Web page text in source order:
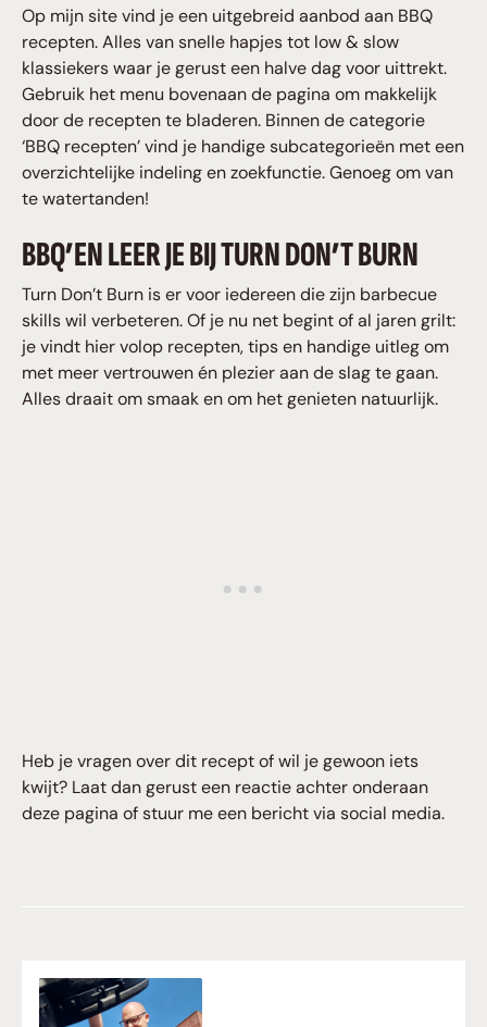
Op mijn site vind je een uitgebreid aanbod aan BBQ
recepten. Alles van snelle hapjes tot low & slow
klassiekers waar je gerust een halve dag voor uittrekt.
Gebruik het menu bovenaan de pagina om makkelijk
door de recepten te bladeren. Binnen de categorie
‘BBQ recepten’ vind je handige subcategorieën met een
overzichtelijke indeling en zoekfunctie. Genoeg om van
te watertanden!
BBQ’EN LEER JE BIJ TURN DON’T BURN
Turn Don’t Burn is er voor iedereen die zijn barbecue
skills wil verbeteren. Of je nu net begint of al jaren grilt:
je vindt hier volop recepten, tips en handige uitleg om
met meer vertrouwen én plezier aan de slag te gaan.
Alles draait om smaak en om het genieten natuurlijk.
Heb je vragen over dit recept of wil je gewoon iets
kwijt? Laat dan gerust een reactie achter onderaan
deze pagina of stuur me een bericht via social media.